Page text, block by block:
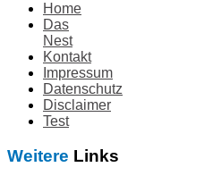
Home
Das
Nest
Kontakt
Impressum
Datenschutz
Disclaimer
Test
Weitere Links